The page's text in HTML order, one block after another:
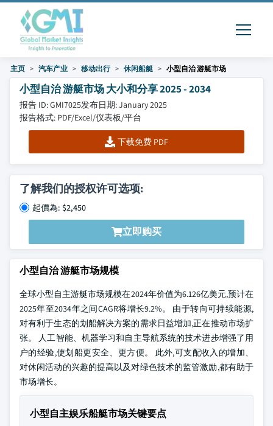
主页 汽车产业 移动出行 休闲船艇 小型自治 游艇市场
小型自治 游艇市场 大小和分享 2025 - 2034
报告 ID: GMI7025发布日期: January 2025
报告格式: PDF/Excel/仪表板/平台
下载免费 PDF
了解我们的授权许可选项:
起價為: $2,450
立即购买
小型自治 游艇市场规模
全球小型自主游艇市场规模在2024年价值为6.126亿美元,预计在
2025年至2034年之间CAGR将增长9.2%。 由于转向可持续能源,
对有利于生态的划船解决方案的需求日益增加,正在推动市场扩
张。 人工智能、机器学习和自主导航系统的技术进步增强了用
户的经验,使划船更安全、更方便。 此外,可支配收入的增加、
对休闲活动的兴趣的提高以及对绿色技术的监管激励,都有助于
市场增长。
小型自主娱乐船艇市场关键要点